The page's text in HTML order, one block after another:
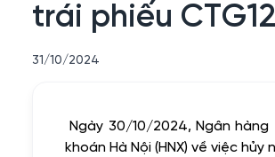
trái phiếu
31/10/2024
Ngày 30/10/2024, Ngân
khoán Hà Nội (HNX) về việc